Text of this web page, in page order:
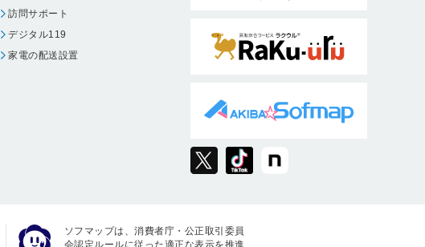
訪問サポート
デジタル119
家電の配送設置
ソフマップは、消費者庁・公正取引委員